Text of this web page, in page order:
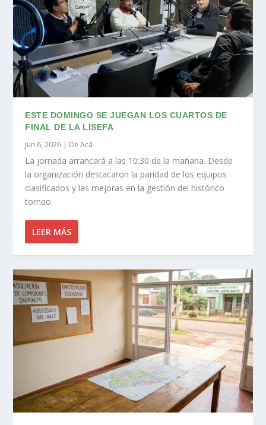
ESTE DOMINGO SE JUEGAN LOS CUARTOS DE
FINAL DE LA LISEFA
Jun 6, 2026 | De Acá
La jornada arrancará a las 10:30 de la mañana. Desde
la organización destacaron la paridad de los equipos
clasificados y las mejoras en la gestión del histórico
torneo.
LEER MÁS